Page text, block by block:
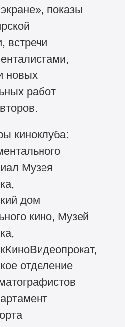
показы
встречи
новых
работ
киноклуба:
Музея
дом
кино, Музей
отделение